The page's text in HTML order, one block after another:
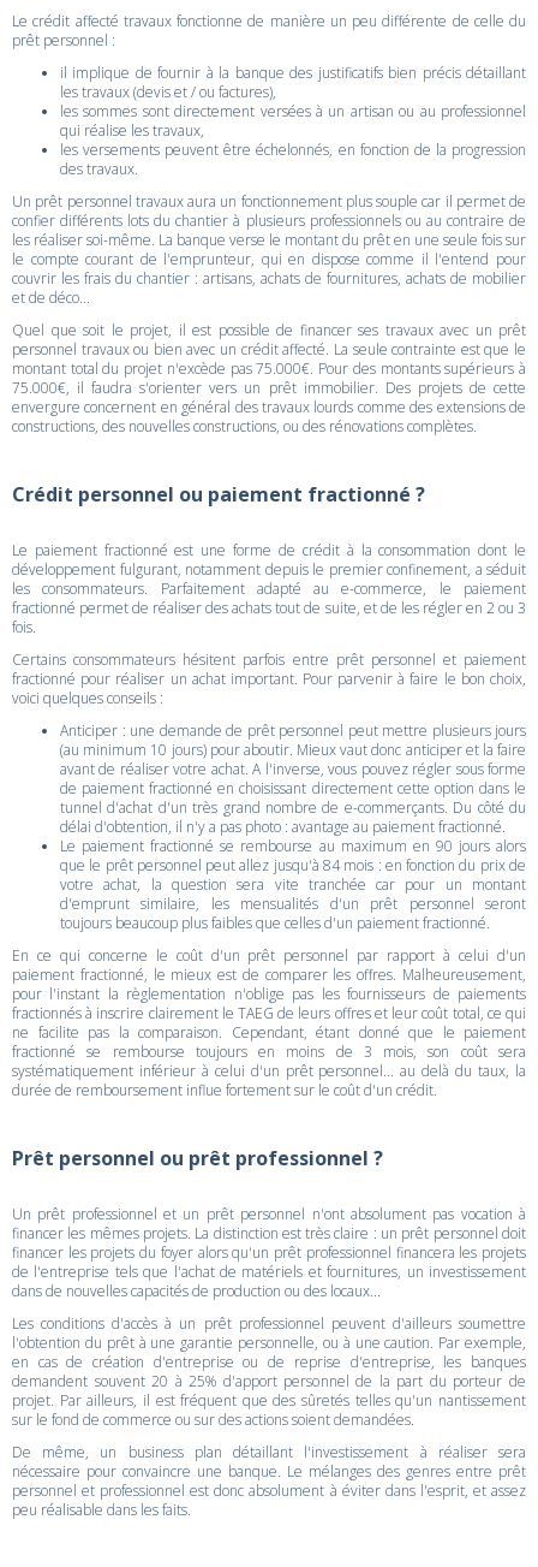
Le crédit affecté travaux fonctionne de manière un peu différente de celle du
prêt personnel :
il implique de fournir à la banque des justificatifs bien précis détaillant
les travaux (devis et / ou factures),
les sommes sont directement versées à un artisan ou au professionnel
qui réalise les travaux,
les versements peuvent être échelonnés, en fonction de la progression
des travaux.
Un prêt personnel travaux aura un fonctionnement plus souple car il permet de
confier différents lots du chantier à plusieurs professionnels ou au contraire de
les réaliser soi-même. La banque verse le montant du prêt en une seule fois sur
le compte courant de l'emprunteur, qui en dispose comme il l'entend pour
couvrir les frais du chantier : artisans, achats de fournitures, achats de mobilier
et de déco...
Quel que soit le projet, il est possible de financer ses travaux avec un prêt
personnel travaux ou bien avec un crédit affecté. La seule contrainte est que le
montant total du projet n'excède pas 75.000€. Pour des montants supérieurs à
75.000€, il faudra s'orienter vers un prêt immobilier. Des projets de cette
envergure concernent en général des travaux lourds comme des extensions de
constructions, des nouvelles constructions, ou des rénovations complètes.
Crédit personnel ou paiement fractionné ?
Le paiement fractionné est une forme de crédit à la consommation dont le
développement fulgurant, notamment depuis le premier confinement, a séduit
les consommateurs. Parfaitement adapté au e-commerce, le paiement
fractionné permet de réaliser des achats tout de suite, et de les régler en 2 ou 3
fois.
Certains consommateurs hésitent parfois entre prêt personnel et paiement
fractionné pour réaliser un achat important. Pour parvenir à faire le bon choix,
voici quelques conseils :
Anticiper : une demande de prêt personnel peut mettre plusieurs jours
(au minimum 10 jours) pour aboutir. Mieux vaut donc anticiper et la faire
avant de réaliser votre achat. A l'inverse, vous pouvez régler sous forme
de paiement fractionné en choisissant directement cette option dans le
tunnel d'achat d'un très grand nombre de e-commerçants. Du côté du
délai d'obtention, il n'y a pas photo : avantage au paiement fractionné.
Le paiement fractionné se rembourse au maximum en 90 jours alors
que le prêt personnel peut allez jusqu'à 84 mois : en fonction du prix de
votre achat, la question sera vite tranchée car pour un montant
d'emprunt similaire, les mensualités d'un prêt personnel seront
toujours beaucoup plus faibles que celles d'un paiement fractionné.
En ce qui concerne le coût d'un prêt personnel par rapport à celui d'un
paiement fractionné, le mieux est de comparer les offres. Malheureusement,
pour l'instant la règlementation n'oblige pas les fournisseurs de paiements
fractionnés à inscrire clairement le TAEG de leurs offres et leur coût total, ce qui
ne facilite pas la comparaison. Cependant, étant donné que le paiement
fractionné se rembourse toujours en moins de 3 mois, son coût sera
systématiquement inférieur à celui d'un prêt personnel... au delà du taux, la
durée de remboursement influe fortement sur le coût d'un crédit.
Prêt personnel ou prêt professionnel ?
Un prêt professionnel et un prêt personnel n'ont absolument pas vocation à
financer les mêmes projets. La distinction est très claire : un prêt personnel doit
financer les projets du foyer alors qu'un prêt professionnel financera les projets
de l'entreprise tels que l'achat de matériels et fournitures, un investissement
dans de nouvelles capacités de production ou des locaux...
Les conditions d'accès à un prêt professionnel peuvent d'ailleurs soumettre
l'obtention du prêt à une garantie personnelle, ou à une caution. Par exemple,
en cas de création d'entreprise ou de reprise d'entreprise, les banques
demandent souvent 20 à 25% d'apport personnel de la part du porteur de
projet. Par ailleurs, il est fréquent que des sûretés telles qu'un nantissement
sur le fond de commerce ou sur des actions soient demandées.
De même, un business plan détaillant l'investissement à réaliser sera
nécessaire pour convaincre une banque. Le mélanges des genres entre prêt
personnel et professionnel est donc absolument à éviter dans l'esprit, et assez
peu réalisable dans les faits.